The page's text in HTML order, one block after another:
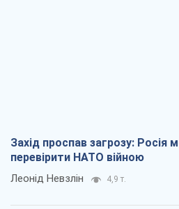
Захід проспав загрозу: Росія
перевірити НАТО війною
Леонід Невзлін 4,9 т.